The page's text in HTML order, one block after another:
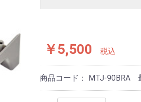
￥5,500 税込
商品コード： MTJ-90BRA